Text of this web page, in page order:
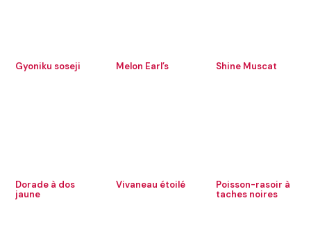
Gyoniku soseji Melon Earl’s Shine Muscat
Dorade à dos
jaune
Vivaneau étoilé
Poisson-rasoir à
taches noires